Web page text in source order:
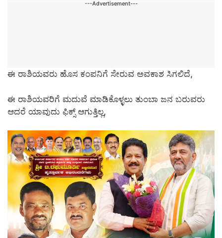
---Advertisement---
ಈ ರಾಶಿಯವರು ಹೊಸ ಕಂಪನಿಗೆ ಸೇರುವ ಅವಕಾಶ ಸಿಗಲಿದೆ,
ಈ ರಾಶಿಯವರಿಗೆ ಮದುವೆ ಮಾಡಿಕೊಳ್ಳಲು ತುಂಬಾ ಜನ ಬರುವರು
ಆದರೆ ಯಾವುದು ಫಿಕ್ಸ್ ಆಗುತ್ತಿಲ್ಲ,